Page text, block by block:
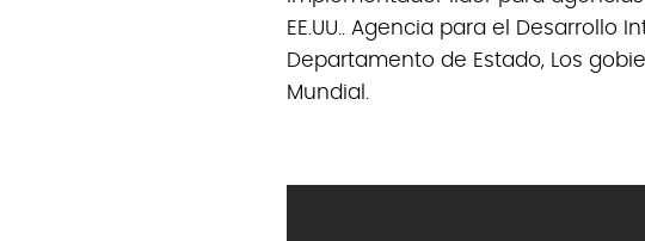
EE.UU.. Agencia para el Desarrollo
Departamento de Estado, Los
Mundial.